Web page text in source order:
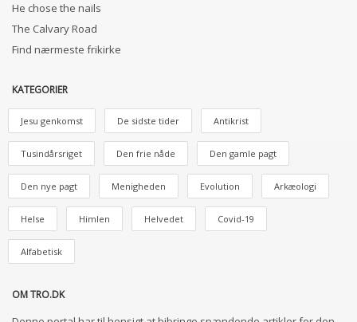
He chose the nails
The Calvary Road
Find nærmeste frikirke
KATEGORIER
Jesu genkomst De sidste tider Antikrist
Tusindårsriget Den frie nåde Den gamle pagt
Den nye pagt Menigheden Evolution Arkæologi
Helse Himlen Helvedet Covid-19
Alfabetisk
OM TRO.DK